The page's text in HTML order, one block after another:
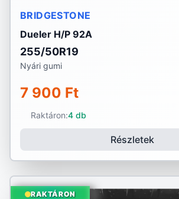
BRIDGESTONE
Dueler H/P 92A
255/50R19
Nyári gumi
7 900 Ft
Raktáron:4 db
Részletek
RAKTÁRON